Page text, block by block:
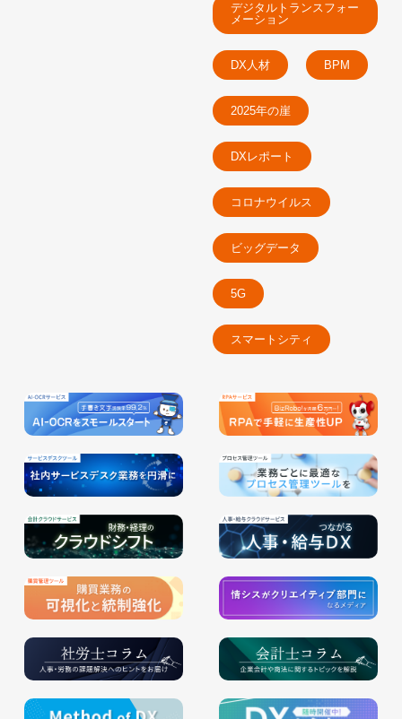
デジタルトランスフォー
メーション
DX人材 BPM
2025年の崖
DXレポート
コロナウイルス
ビッグデータ
5G
スマートシティ